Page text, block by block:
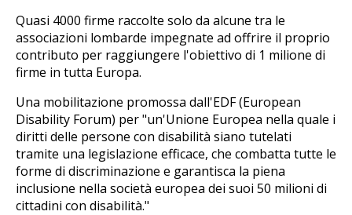
Quasi 4000 firme raccolte solo da alcune tra le
associazioni lombarde impegnate ad offrire il proprio
contributo per raggiungere l'obiettivo di 1 milione di
firme in tutta Europa.
Una mobilitazione promossa dall'EDF (European
Disability Forum) per "un'Unione Europea nella quale i
diritti delle persone con disabilità siano tutelati
tramite una legislazione efficace, che combatta tutte le
forme di discriminazione e garantisca la piena
inclusione nella società europea dei suoi 50 milioni di
cittadini con disabilità."